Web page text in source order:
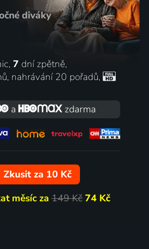
diváky
7 dní zpětně,
, nahrávání 20 pořadů,
a zdarma
Zkusit za 10 Kč
měsíc za149 Kč 74 Kč